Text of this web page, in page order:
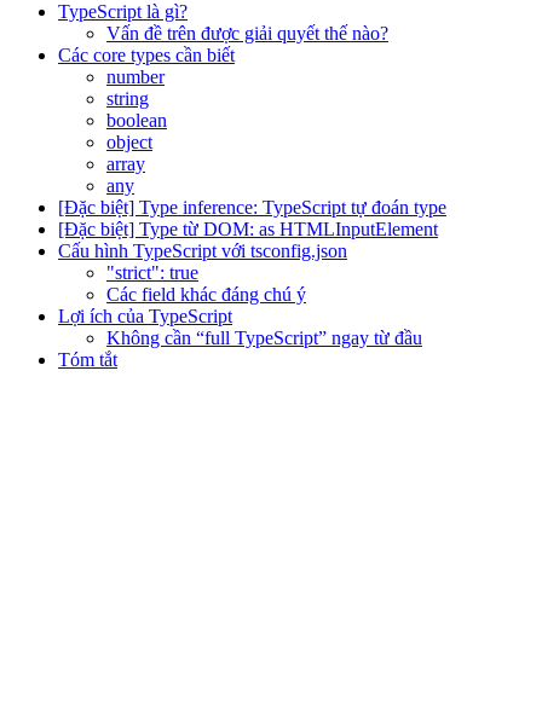
TypeScript là gì?
Vấn đề trên được giải quyết thế nào?
Các core types cần biết
number
string
boolean
object
array
any
[Đặc biệt] Type inference: TypeScript tự đoán type
[Đặc biệt] Type từ DOM: as HTMLInputElement
Cấu hình TypeScript với tsconfig.json
"strict": true
Các field khác đáng chú ý
Lợi ích của TypeScript
Không cần “full TypeScript” ngay từ đầu
Tóm tắt